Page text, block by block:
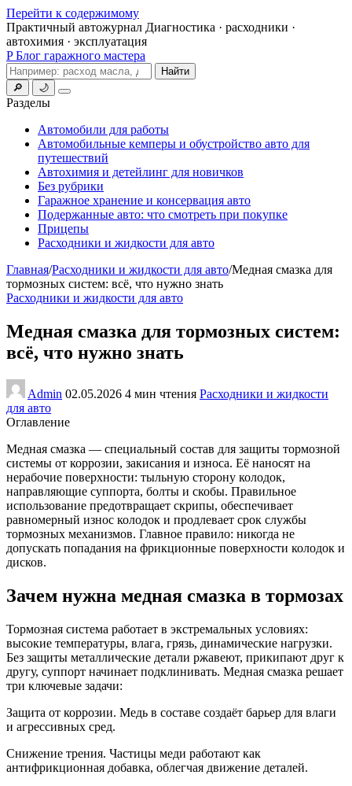
Перейти к содержимому
Практичный автожурнал Диагностика · расходники ·
автохимия · эксплуатация
P Блог гаражного мастера
Поиск
Найти
🔎
🌙
Меню
Разделы
Автомобили для работы
Автомобильные кемперы и обустройство авто для
путешествий
Автохимия и детейлинг для новичков
Без рубрики
Гаражное хранение и консервация авто
Подержанные авто: что смотреть при покупке
Прицепы
Расходники и жидкости для авто
Главная/Расходники и жидкости для авто/Медная смазка для
тормозных систем: всё, что нужно знать
Расходники и жидкости для авто
Медная смазка для тормозных систем:
всё, что нужно знать
Admin 02.05.2026 4 мин чтения Расходники и жидкости
для авто
Оглавление
Медная смазка — специальный состав для защиты тормозной
системы от коррозии, закисания и износа. Её наносят на
нерабочие поверхности: тыльную сторону колодок,
направляющие суппорта, болты и скобы. Правильное
использование предотвращает скрипы, обеспечивает
равномерный износ колодок и продлевает срок службы
тормозных механизмов. Главное правило: никогда не
допускать попадания на фрикционные поверхности колодок и
дисков.
Зачем нужна медная смазка в тормозах
Тормозная система работает в экстремальных условиях:
высокие температуры, влага, грязь, динамические нагрузки.
Без защиты металлические детали ржавеют, прикипают друг к
другу, суппорт начинает подклинивать. Медная смазка решает
три ключевые задачи:
Защита от коррозии. Медь в составе создаёт барьер для влаги
и агрессивных сред.
Снижение трения. Частицы меди работают как
антифрикционная добавка, облегчая движение деталей.